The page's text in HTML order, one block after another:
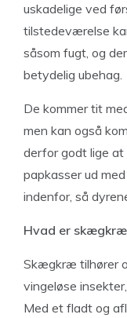
uskadelige ved
tilstedeværelse
såsom fugt, og
betydelig ubehag.
De kommer tit
men kan også
derfor godt lige
papkasser ud
indenfor, så
Hvad er
Skægkræ tilhører
vingeløse
Med et fladt og